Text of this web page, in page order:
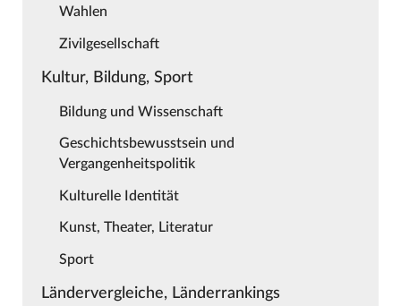
Wahlen
Zivilgesellschaft
Kultur, Bildung, Sport
Bildung und Wissenschaft
Geschichtsbewusstsein und
Vergangenheitspolitik
Kulturelle Identität
Kunst, Theater, Literatur
Sport
Ländervergleiche, Länderrankings